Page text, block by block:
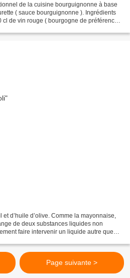
de la cuisine bourguignonne à base
( sauce bourguignonne ). Ingrédients
de vin rouge ( bourgogne de préférence )
et d’huile d’olive. Comme la mayonnaise,
de deux substances liquides non
faire intervenir un liquide autre que
Page suivante >